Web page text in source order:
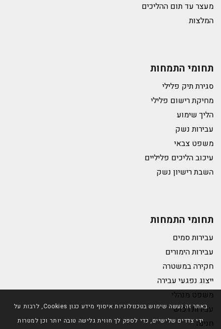
מעצר עד תום ההליכים
המלצות
תחומי התמחות
סגירת תיק פלילי
מחיקת רישום פלילי
הליך שימוע
עבירות נשק
משפט צבאי
עיכוב הליכים פליליים
השבת רישיון נשק
תחומי התמחות
עבירות סמים
עבירות הימורים
חקירה במשטרה
ייצוג נפגעי עבירה
משפט מנהלי
עבירות רכוש
חנינה
באתר זה נעשה שימוש בטכנולוגיות איסוף מידע כגון Cookies, לרבות על
ידי צדדים שלישיים, כדי לספק לך חווית גלישה טובה יותר וכן למטרות